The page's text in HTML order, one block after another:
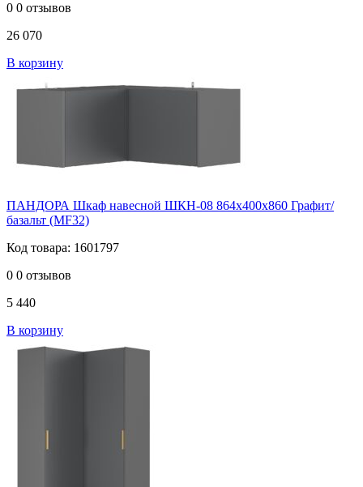
0 0 отзывов
26 070
В корзину
ПАНДОРА Шкаф навесной ШКН-08 864х400х860 Графит/
базальт (MF32)
Код товара: 1601797
0 0 отзывов
5 440
В корзину